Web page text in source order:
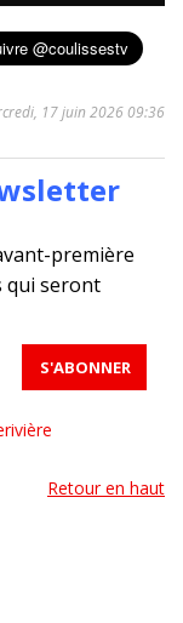
17 juin 2026 09:36
première
qui seront
Retour en haut